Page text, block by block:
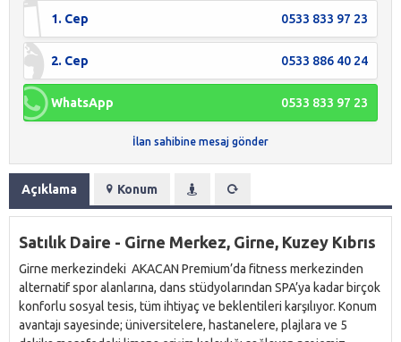
1. Cep 0533 833 97 23
2. Cep 0533 886 40 24
WhatsApp 0533 833 97 23
İlan sahibine mesaj gönder
Açıklama Konum
Satılık Daire - Girne Merkez, Girne, Kuzey Kıbrıs
Girne merkezindeki AKACAN Premium’da fitness merkezinden
alternatif spor alanlarına, dans stüdyolarından SPA’ya kadar birçok
konforlu sosyal tesis, tüm ihtiyaç ve beklentileri karşılıyor. Konum
avantajı sayesinde; üniversitelere, hastanelere, plajlara ve 5